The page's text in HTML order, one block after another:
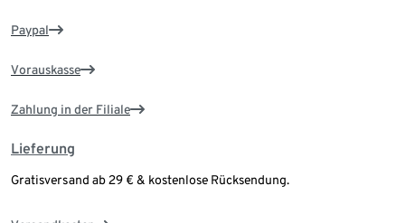
Paypal
Vorauskasse
Zahlung in der Filiale
Lieferung
Gratisversand ab 29 € & kostenlose Rücksendung.